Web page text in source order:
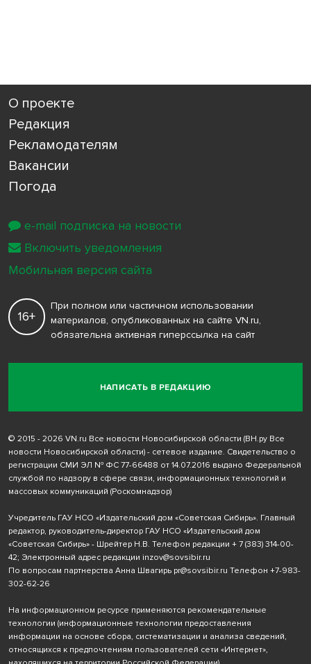
О проекте
Редакция
Рекламодателям
Вакансии
Погода
НАПИСАТЬ В РЕДАКЦИЮ
16+
При полном или частичном использовании
материалов, опубликованных на сайте VN.ru,
обязательна активная гиперссылка на сайт
© 2015 - 2026 VN.ru Все новости Новосибирской области (ВН.ру Все
новости Новосибирской области) - сетевое издание. Свидетельство о
регистрации СМИ ЭЛ № ФС 77-66488 от 14.07.2016 выдано Федеральной
службой по надзору в сфере связи, информационных технологий и
массовых коммуникаций (Роскомнадзор)
Учредитель ГАУ НСО «Издательский дом «Советская Сибирь». Главный
редактор, руководитель-директор ГАУ НСО «Издательский дом
«Советская Сибирь» - Шрейтер Н.В. Телефон редакции + 7 (383) 314-00-
42; Электронный адрес редакции inzov@sovsibir.ru
По вопросам партнерства Анна Швагирь pr@sovsibir.ru Телефон +7-983-
302-62-26
На информационном ресурсе применяются рекомендательные
технологии (информационные технологии предоставления
информации на основе сбора, систематизации и анализа сведений,
относящихся к предпочтениям пользователей сети «Интернет»,
e-mail подписка на новости
Включить уведомления
Мобильная версия сайта